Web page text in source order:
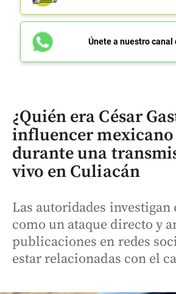
Únete a nuestro canal
¿Quién era César
influencer mexicano
durante una
vivo en Culiacán
Las autoridades
como un ataque directo y
publicaciones en redes
estar relacionadas con el